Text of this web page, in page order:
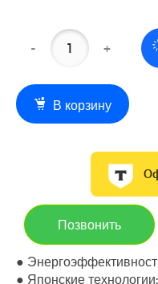
- +
В корзину
Позвонить
●
● Японские технологии;